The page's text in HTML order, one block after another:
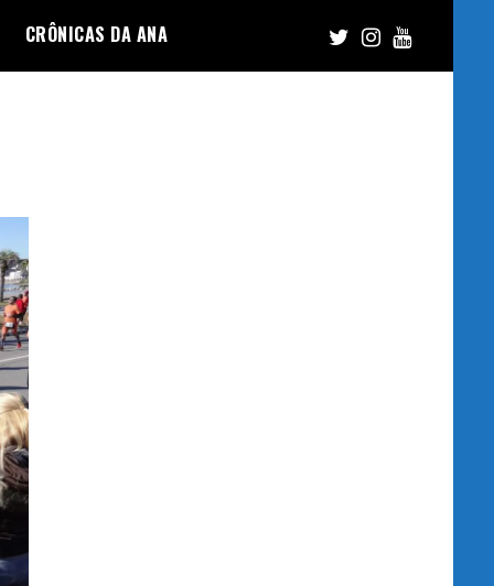
CRÔNICAS DA ANA